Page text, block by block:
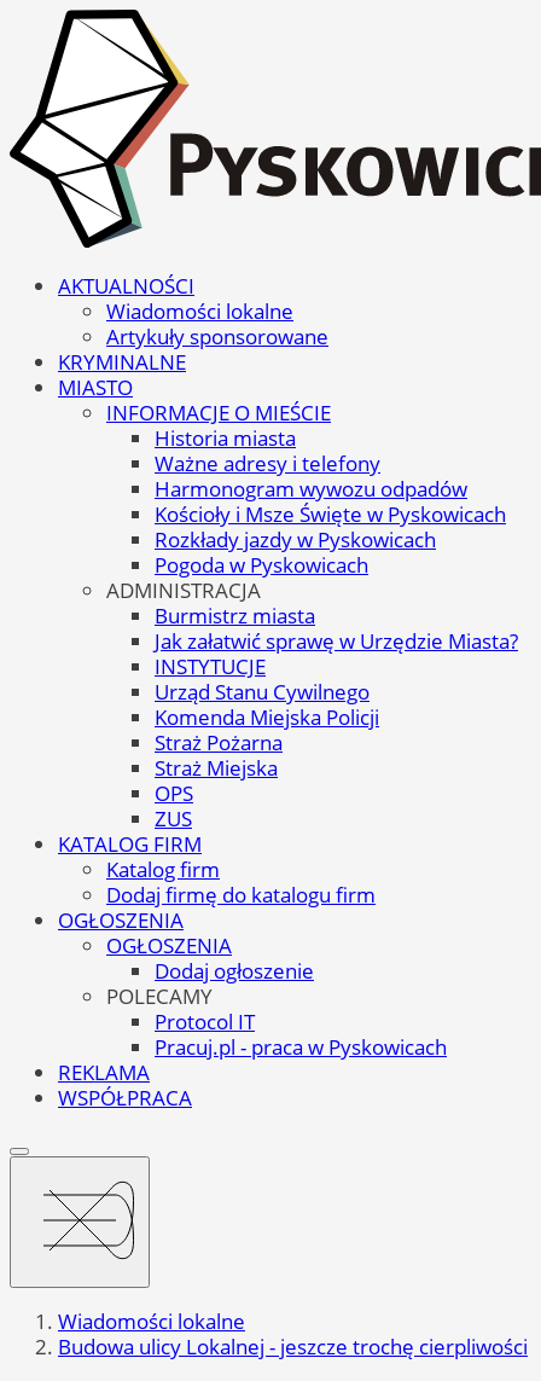
AKTUALNOŚCI
Wiadomości lokalne
Artykuły sponsorowane
KRYMINALNE
MIASTO
INFORMACJE O MIEŚCIE
Historia miasta
Ważne adresy i telefony
Harmonogram wywozu odpadów
Kościoły i Msze Święte w Pyskowicach
Rozkłady jazdy w Pyskowicach
Pogoda w Pyskowicach
ADMINISTRACJA
Burmistrz miasta
Jak załatwić sprawę w Urzędzie Miasta?
INSTYTUCJE
Urząd Stanu Cywilnego
Komenda Miejska Policji
Straż Pożarna
Straż Miejska
OPS
ZUS
KATALOG FIRM
Katalog firm
Dodaj firmę do katalogu firm
OGŁOSZENIA
OGŁOSZENIA
Dodaj ogłoszenie
POLECAMY
Protocol IT
Pracuj.pl - praca w Pyskowicach
REKLAMA
WSPÓŁPRACA
Wiadomości lokalne
Budowa ulicy Lokalnej - jeszcze trochę cierpliwości